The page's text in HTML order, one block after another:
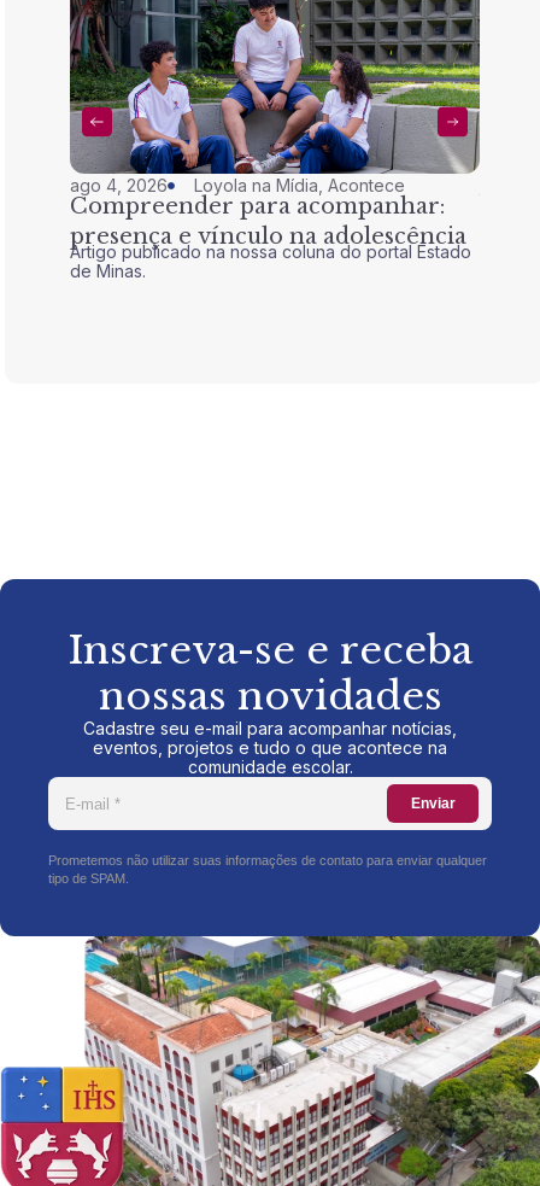
ago 4, 2026 Loyola na Mídia ,Acontece
Compreender para acompanhar:
presença e vínculo na adolescência
Artigo publicado na nossa coluna do portal Estado
de Minas.
Inscreva-se e receba
nossas novidades
Cadastre seu e-mail para acompanhar notícias,
eventos, projetos e tudo o que acontece na
comunidade escolar.
Enviar
Prometemos não utilizar suas informações de contato para enviar qualquer
tipo de SPAM.